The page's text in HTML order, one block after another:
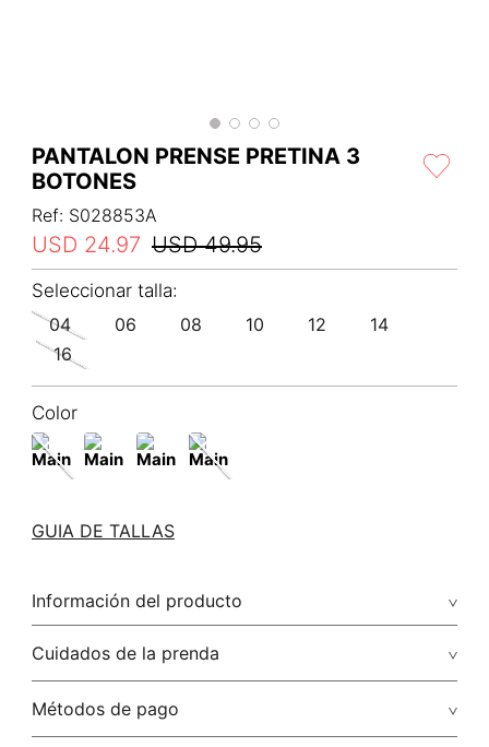
PANTALON PRENSE PRETINA 3
BOTONES
Ref: S028853A
USD 49.95
USD 24.97
04 06 08 10 12
14
16
Color
GUIA DE TALLAS
Información del producto
92.00% poliéster/polyester8.00% elastano/elastane
Cuidados de la prenda
No dejar en remojo /lavar por separado / no utilizar
Métodos de pago